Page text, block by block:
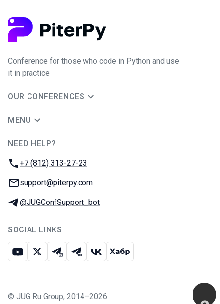
Conference for those who code in Python and use
it in practice
OUR CONFERENCES
MENU
NEED HELP?
Phone:
+7 (812) 313-27-23
Email:
support@piterpy.com
Telegram:
@JUGConfSupport_bot
SOCIAL LINKS
Youtube
X Telegram chat
Telegram channel
VK Habr
© JUG Ru Group, 2014–2026